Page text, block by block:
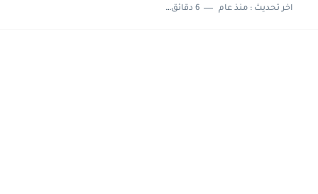
اخر تحديث :منذ عام 6 دقائق للقراءة